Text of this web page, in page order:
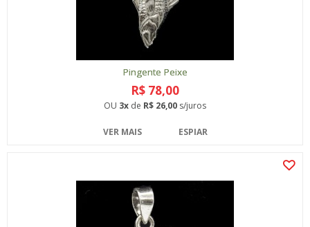
Pingente Peixe
R$ 78,00
OU 3x de R$ 26,00 s/juros
VER MAIS ESPIAR